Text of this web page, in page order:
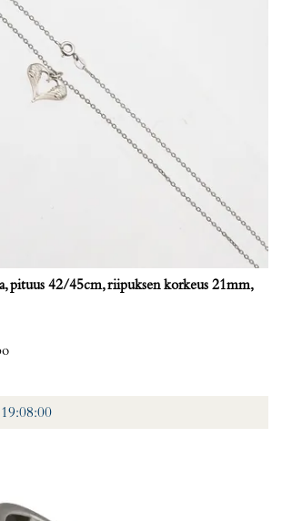
pituus 42/45cm, riipuksen korkeus 21mm,